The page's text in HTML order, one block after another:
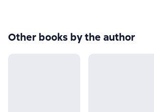
Other books by the author